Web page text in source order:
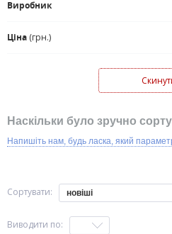
Виробник
Ціна (грн.)
Наскільки було зручно
Напишіть нам, будь ласка, який
Сортувати: новіші
Виводити по: